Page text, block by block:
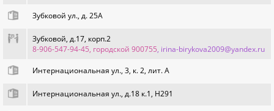
Зубковой ул., д. 25А
Зубковой, д.17, корп.2
8-906-547-94-45, городской 900755, irina-birykova2009@yandex.ru
Интернациональная ул., 3, к. 2, лит. А
Интернациональная ул., д.18 к.1, Н291